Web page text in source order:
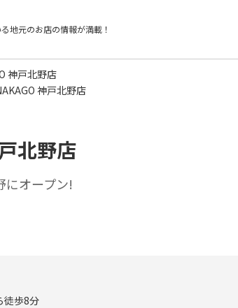
地元のお店の情報が満載！
神戸北野店
神戸北野店
北野店
にオープン!
徒歩8分